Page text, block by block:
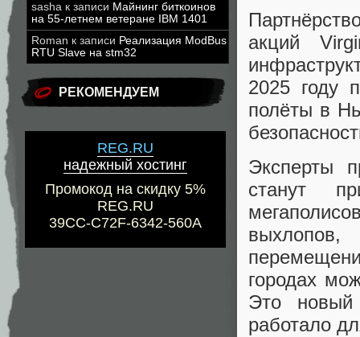
sasha к записи Майнинг биткоинов
на 55-летнем ветеране IBM 1401
Roman к записи Реализация ModBus
RTU Slave на stm32
РЕКОМЕНДУЕМ
REG.RU
надежный хостинг
Промокод на скидку 5%
REG.RU
39CC-C72F-6342-560A
акций
2025 году
полёты в
Эксперты
станут
городах
Это новый
работало